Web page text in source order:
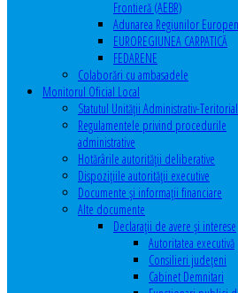
Frontieră (AEBR)
Adunarea Regiunilor
EUROREGIUNEA CARPATICĂ
FEDARENE
Colaborări cu ambasadele
Monitorul Oficial Local
Statutul Unităţii Administrativ-
Regulamentele privind procedurile
administrative
Hotărârile autorităţii deliberative
Dispoziţiile autorităţii executive
Documente şi informaţii financiare
Alte documente
Declaraţii de avere şi interese
Autoritatea executivă
Consilieri judeţeni
Cabinet Demnitari